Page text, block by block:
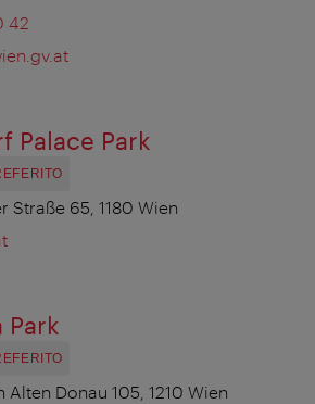
42
Palace Park
Straße 65, 1180 Wien
Park
Alten Donau 105, 1210 Wien